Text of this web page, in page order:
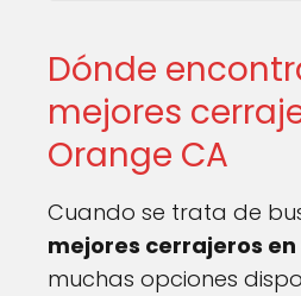
Dónde
mejores
Orange CA
Cuando se trata de
mejores cerrajeros en
muchas opciones